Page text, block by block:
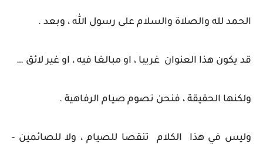
الحمد لله والصلاة والسلام على رسول الله ، وبعد .
قد يكون هذا العنوان غريبا ، او مبالغا فيه ، او غير لائق …
ولكنها الحقيقة ، فنحن نصوم صيام الرفاهية .
وليس في هذا الكلام تنقصا للصيام ، ولا للصائمين -